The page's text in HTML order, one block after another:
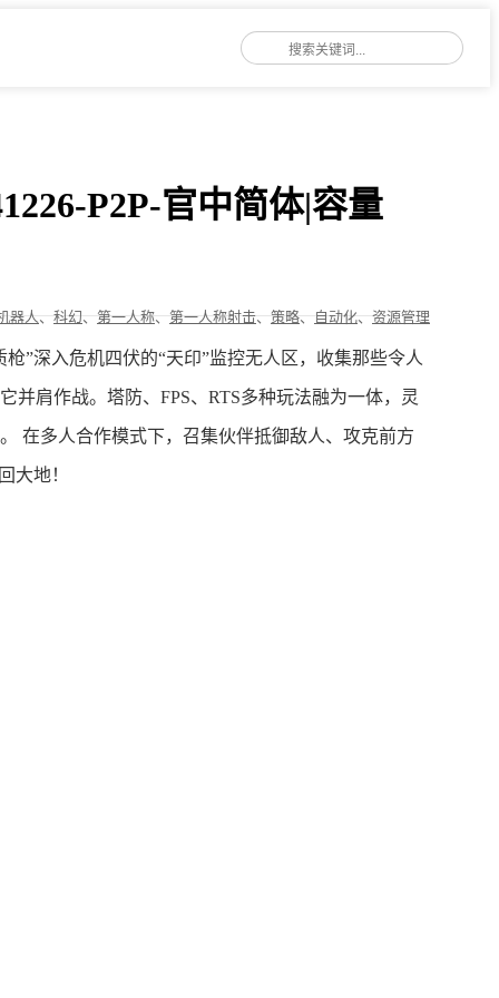
P2P-官中简体|容量
器人、科幻、第一人称、第一人称射击、策略、自动化、资源管理
”深入危机四伏的“天印”监控无人区，收集那些令人
并肩作战。塔防、FPS、RTS多种玩法融为一体，灵
在多人合作模式下，召集伙伴抵御敌人、攻克前方
大地！